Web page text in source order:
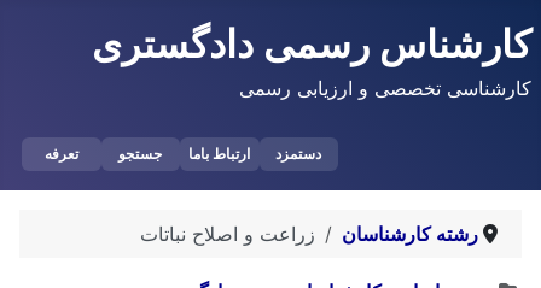
رسمی دادگستری
تخصصی و ارزیابی رسمی
ارتباط باما جستجو تعرفه
رشته کارشناسان زراعت و اصلاح نباتات